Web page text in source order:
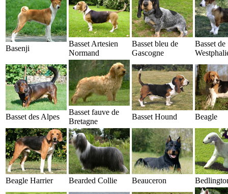
Basenji
Basset Artesien
Normand
Basset bleu de
Gascogne
Basset de
Basset des Alpes
Basset fauve de
Bretagne
Basset Hound Beagle
Beagle Harrier Bearded Collie Beauceron